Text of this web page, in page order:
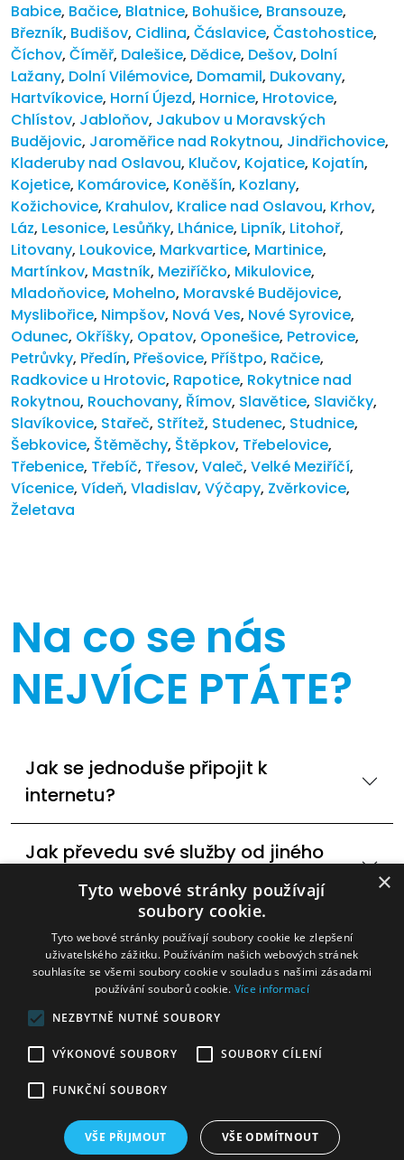
Babice, Bačice, Blatnice, Bohušice, Bransouze,
Březník, Budišov, Cidlina, Čáslavice, Častohostice,
Číchov, Číměř, Dalešice, Dědice, Dešov, Dolní
Lažany, Dolní Vilémovice, Domamil, Dukovany,
Hartvíkovice, Horní Újezd, Hornice, Hrotovice,
Chlístov, Jabloňov, Jakubov u Moravských
Budějovic, Jaroměřice nad Rokytnou, Jindřichovice,
Kladeruby nad Oslavou, Klučov, Kojatice, Kojatín,
Kojetice, Komárovice, Koněšín, Kozlany,
Kožichovice, Krahulov, Kralice nad Oslavou, Krhov,
Láz, Lesonice, Lesůňky, Lhánice, Lipník, Litohoř,
Litovany, Loukovice, Markvartice, Martinice,
Martínkov, Mastník, Meziříčko, Mikulovice,
Mladoňovice, Mohelno, Moravské Budějovice,
Myslibořice, Nimpšov, Nová Ves, Nové Syrovice,
Odunec, Okříšky, Opatov, Oponešice, Petrovice,
Petrůvky, Předín, Přešovice, Příštpo, Račice,
Radkovice u Hrotovic, Rapotice, Rokytnice nad
Rokytnou, Rouchovany, Římov, Slavětice, Slavičky,
Slavíkovice, Stařeč, Střítež, Studenec, Studnice,
Šebkovice, Štěměchy, Štěpkov, Třebelovice,
Třebenice, Třebíč, Třesov, Valeč, Velké Meziříčí,
Vícenice, Vídeň, Vladislav, Výčapy, Zvěrkovice,
Želetava
Na co se nás
NEJVÍCE PTÁTE?
Jak se jednoduše připojit k
internetu?
Jak převedu své služby od jiného
poskytovatele internetu?
Dostupné technologie internetového
připojení? 60Ghz,DSL
Mohu změnit rychlost internetu?
Internetová televize v Cidlině
×
Tyto webové stránky používají
soubory cookie.
Tyto webové stránky používají soubory cookie ke zlepšení
uživatelského zážitku. Používáním našich webových stránek
souhlasíte se všemi soubory cookie v souladu s našimi zásadami
používání souborů cookie. Více informací
NEZBYTNĚ NUTNÉ SOUBORY
VÝKONOVÉ SOUBORY SOUBORY CÍLENÍ
FUNKČNÍ SOUBORY
VŠE PŘIJMOUT VŠE ODMÍTNOUT